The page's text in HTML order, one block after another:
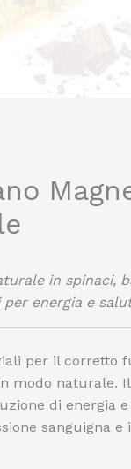
in spinaci,
energia e
per il corretto
modo naturale.
di energia
sanguigna